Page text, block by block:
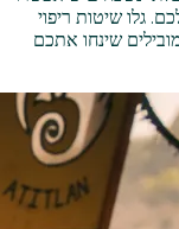
גלו שיטות ריפוי
שינחו אתכם